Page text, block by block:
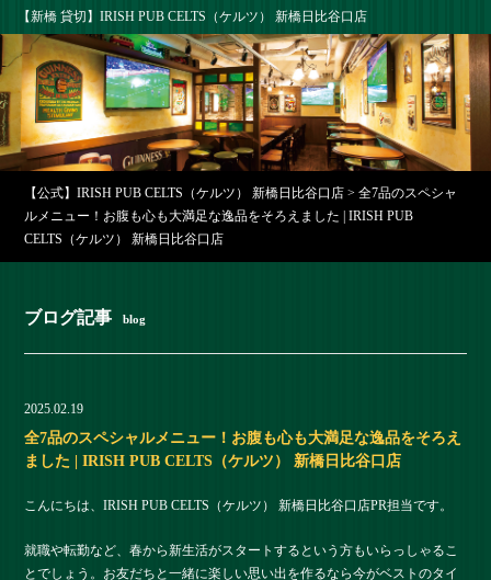
【新橋 貸切】IRISH PUB CELTS（ケルツ） 新橋日比谷口店
【公式】IRISH PUB CELTS（ケルツ） 新橋日比谷口店 >全7品のスペシャ
ルメニュー！お腹も心も大満足な逸品をそろえました | IRISH PUB
CELTS（ケルツ） 新橋日比谷口店
ブログ記事 blog
2025.02.19
全7品のスペシャルメニュー！お腹も心も大満足な逸品をそろえ
ました | IRISH PUB CELTS（ケルツ） 新橋日比谷口店
こんにちは、IRISH PUB CELTS（ケルツ） 新橋日比谷口店PR担当です。
就職や転勤など、春から新生活がスタートするという方もいらっしゃるこ
とでしょう。お友だちと一緒に楽しい思い出を作るなら今がベストのタイ